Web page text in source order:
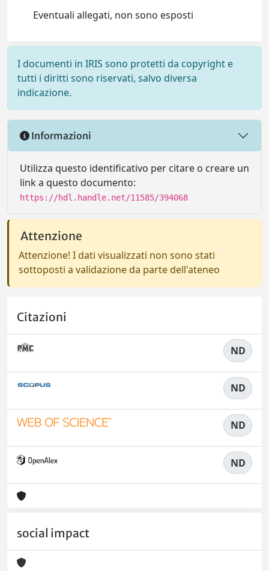
Eventuali allegati, non sono esposti
I documenti in IRIS sono protetti da copyright e
tutti i diritti sono riservati, salvo diversa
indicazione.
Informazioni
Utilizza questo identificativo per citare o creare un
link a questo documento:
https://hdl.handle.net/11585/394068
Attenzione
Attenzione! I dati visualizzati non sono stati
sottoposti a validazione da parte dell'ateneo
Citazioni
ND
ND
ND
ND
social impact